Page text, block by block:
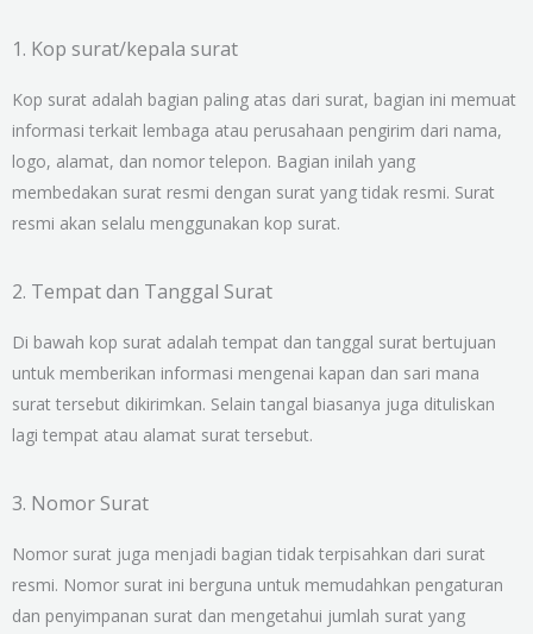
1. Kop surat/kepala surat
Kop surat adalah bagian paling atas dari surat, bagian ini memuat
informasi terkait lembaga atau perusahaan pengirim dari nama,
logo, alamat, dan nomor telepon. Bagian inilah yang
membedakan surat resmi dengan surat yang tidak resmi. Surat
resmi akan selalu menggunakan kop surat.
2. Tempat dan Tanggal Surat
Di bawah kop surat adalah tempat dan tanggal surat bertujuan
untuk memberikan informasi mengenai kapan dan sari mana
surat tersebut dikirimkan. Selain tangal biasanya juga dituliskan
lagi tempat atau alamat surat tersebut.
3. Nomor Surat
Nomor surat juga menjadi bagian tidak terpisahkan dari surat
resmi. Nomor surat ini berguna untuk memudahkan pengaturan
dan penyimpanan surat dan mengetahui jumlah surat yang